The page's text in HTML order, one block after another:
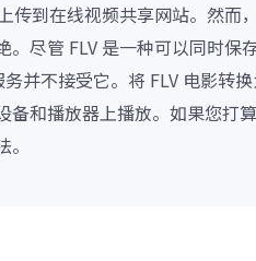
传到在线视频共享网站。然而
。尽管 FLV 是一种可以同时保
并不接受它。将 FLV 电影转
备和播放器上播放。如果您打